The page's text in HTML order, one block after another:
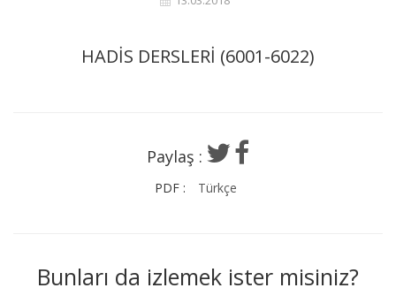
HADİS DERSLERİ (6001-6022)
Paylaş :
PDF : Türkçe
Bunları da izlemek ister misiniz?